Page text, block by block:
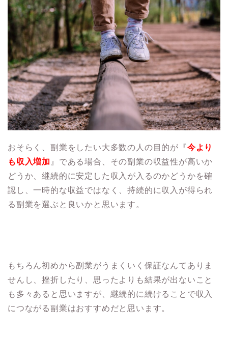
おそらく、副業をしたい大多数の人の目的が『今より
も収入増加 』である場合、その副業の収益性が高いか
どうか、継続的に安定した収入が入るのかどうかを確
認し、一時的な収益ではなく、持続的に収入が得られ
る副業を選ぶと良いかと思います。
もちろん初めから副業がうまくいく保証なんてありま
せんし、挫折したり、思ったよりも結果が出ないこと
も多々あると思いますが、継続的に続けることで収入
につながる副業はおすすめだと思います。